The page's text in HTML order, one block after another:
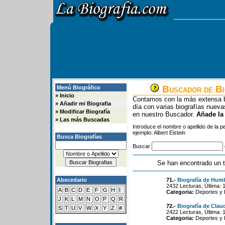
Menú Biográfico
» Inicio
» Añadir mi Biografia
» Modificar Biografía
» Las más Buscadas
Busca Biografías
Abecedario
A B C D E F G H
I
J
K L M N O P Q
R
S T U V W X Y Z #
Buscador de
Contamos con la más extensa
día con varias biografías
en nuestro Buscador. Añade
Introduce el nombre o apellido de la
ejemplo: Albert Eistein
Buscar
Se han encontrado un
71.- Biografía de
2432 Lecturas, Última:
Categoria: Deportes y
72.- Biografía de
2422 Lecturas, Última:
Categoria: Deportes y